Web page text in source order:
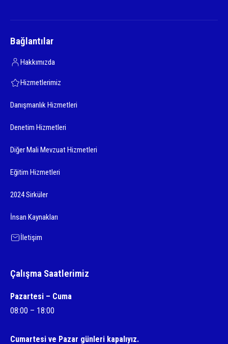
Bağlantılar
Hakkımızda
Hizmetlerimiz
Danışmanlık Hizmetleri
Denetim Hizmetleri
Diğer Mali Mevzuat Hizmetleri
Eğitim Hizmetleri
2024 Sirküler
İnsan Kaynakları
İletişim
Çalışma Saatlerimiz
Pazartesi – Cuma
08:00 – 18:00
Cumartesi ve Pazar günleri kapalıyız.